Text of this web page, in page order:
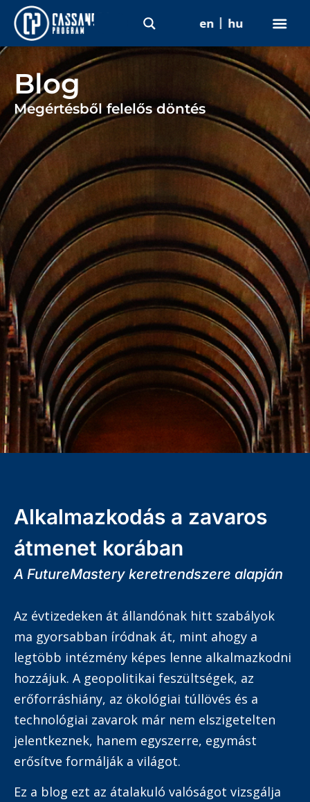
en hu
Blog
Megértésből felelős döntés
Alkalmazkodás a zavaros
átmenet korában
A FutureMastery keretrendszere alapján
Az évtizedeken át állandónak hitt szabályok
ma gyorsabban íródnak át, mint ahogy a
legtöbb intézmény képes lenne alkalmazkodni
hozzájuk. A geopolitikai feszültségek, az
erőforráshiány, az ökológiai túllövés és a
technológiai zavarok már nem elszigetelten
jelentkeznek, hanem egyszerre, egymást
erősítve formálják a világot.
Ez a blog ezt az átalakuló valóságot vizsgálja